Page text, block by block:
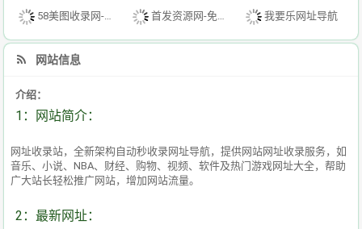
58美图收录网-自动收录网站-流量交换-自动链 首发资源网-免费资源下载-最新php源码下载-热门资源下载 我要乐网址导航
网站信息
介绍：
1：网站简介：
网址收录站，全新架构自动秒收录网址导航，提供网站网址收录服务，如
音乐、小说、NBA、财经、购物、视频、软件及热门游戏网址大全，帮助
广大站长轻松推广网站，增加网站流量。
2：最新网址：